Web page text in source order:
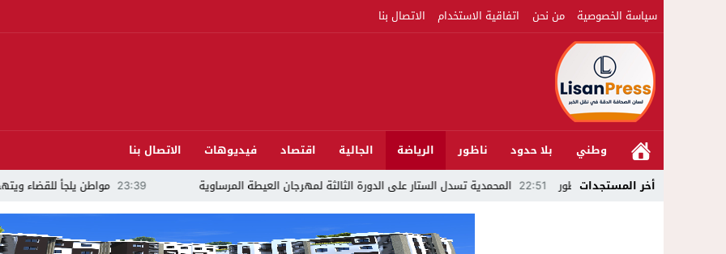
سياسة الخصوصية من نحن اتفاقية الاستخدام الاتصال بنا
وطني بلا حدود ناظور الرياضة الجالية اقتصاد فيديوهات
الاتصال بنا
أخر المستجدات
مواطن يلجأ للقضاء ويتهم مرشحًا للبرلمان 22:51 المحمدية تسدل الستار على الدورة الثالثة لمهرجان العيطة المرساوية